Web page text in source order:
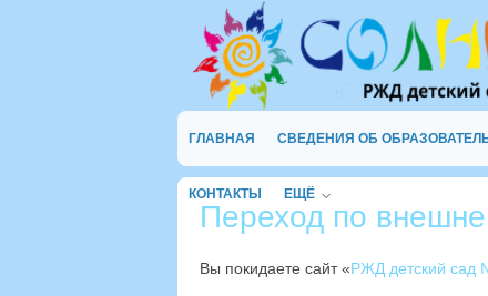
ГЛАВНАЯ СВЕДЕНИЯ ОБ
КОНТАКТЫ ЕЩЁ
Переход по
Вы покидаете сайт «РЖД детский сад